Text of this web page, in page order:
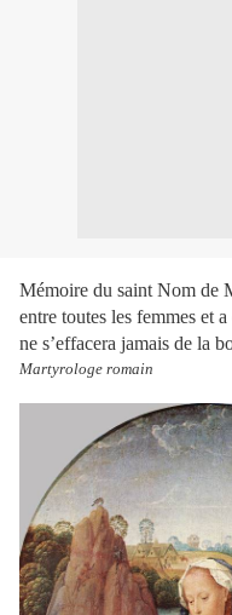
Mémoire du saint Nom de
entre toutes les femmes et
ne s’effacera jamais de la
Martyrologe romain